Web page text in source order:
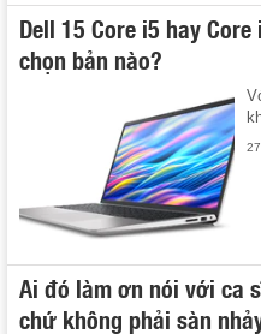
Dell 15 Core i5 hay
chọn bản nào?
Ai đó làm ơn nói với ca
chứ không phải sàn